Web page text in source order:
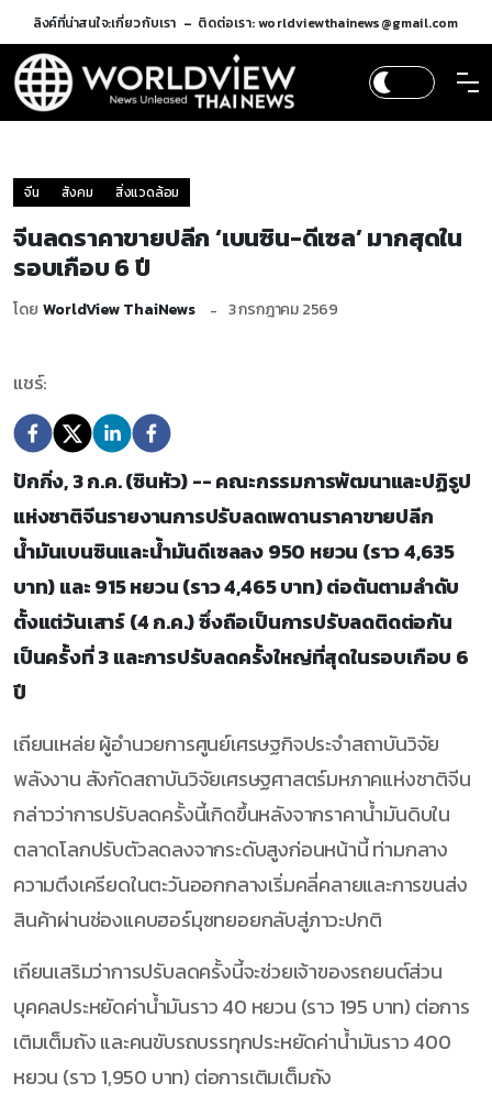
ลิงค์ที่น่าสนใจ:เกี่ยวกับเรา ติดต่อเรา: worldviewthainews@gmail.com
จีน สังคม สิ่งแวดล้อม
จีนลดราคาขายปลีก ‘เบนซิน-ดีเซล’ มากสุดใน
รอบเกือบ 6 ปี
โดย WorldView ThaiNews 3 กรกฎาคม 2569
แชร์:
ปักกิ่ง, 3 ก.ค. (ซินหัว) -- คณะกรรมการพัฒนาและปฏิรูป
แห่งชาติจีนรายงานการปรับลดเพดานราคาขายปลีก
น้ำมันเบนซินและน้ำมันดีเซลลง 950 หยวน (ราว 4,635
บาท) และ 915 หยวน (ราว 4,465 บาท) ต่อตันตามลำดับ
ตั้งแต่วันเสาร์ (4 ก.ค.) ซึ่งถือเป็นการปรับลดติดต่อกัน
เป็นครั้งที่ 3 และการปรับลดครั้งใหญ่ที่สุดในรอบเกือบ 6
ปี
เถียนเหล่ย ผู้อำนวยการศูนย์เศรษฐกิจประจำสถาบันวิจัย
พลังงาน สังกัดสถาบันวิจัยเศรษฐศาสตร์มหภาคแห่งชาติจีน
กล่าวว่าการปรับลดครั้งนี้เกิดขึ้นหลังจากราคาน้ำมันดิบใน
ตลาดโลกปรับตัวลดลงจากระดับสูงก่อนหน้านี้ ท่ามกลาง
ความตึงเครียดในตะวันออกกลางเริ่มคลี่คลายและการขนส่ง
สินค้าผ่านช่องแคบฮอร์มุซทยอยกลับสู่ภาวะปกติ
เถียนเสริมว่าการปรับลดครั้งนี้จะช่วยเจ้าของรถยนต์ส่วน
บุคคลประหยัดค่าน้ำมันราว 40 หยวน (ราว 195 บาท) ต่อการ
เติมเต็มถัง และคนขับรถบรรทุกประหยัดค่าน้ำมันราว 400
หยวน (ราว 1,950 บาท) ต่อการเติมเต็มถัง